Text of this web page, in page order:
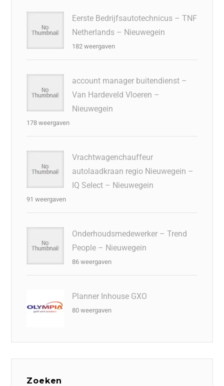
Eerste Bedrijfsautotechnicus – TNF
Netherlands – Nieuwegein
182 weergaven
account manager buitendienst –
Van Hardeveld Vloeren –
Nieuwegein
178 weergaven
Vrachtwagenchauffeur
autolaadkraan regio Nieuwegein –
IQ Select – Nieuwegein
91 weergaven
Onderhoudsmedewerker – Trend
People – Nieuwegein
86 weergaven
Planner Inhouse GXO
80 weergaven
Zoeken